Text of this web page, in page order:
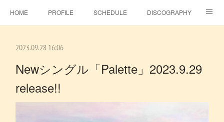
HOME PROFILE SCHEDULE DISCOGRAPHY
SE-NO EBINA EVENT HALL
2023.09.28 16:06
Newシングル「Palette」2023.9.29
release!!